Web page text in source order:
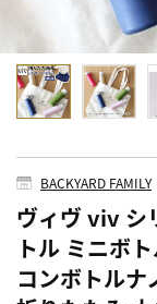
BACKYARD FAMILY
ヴィヴ viv シ
トル ミニボ
コンボトルナ